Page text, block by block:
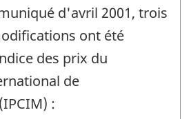
d'avril 2001, trois
ont été
des prix du
de
: